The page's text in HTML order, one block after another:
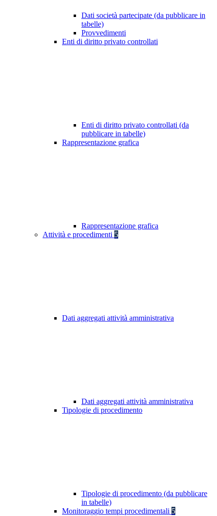
Dati società partecipate (da pubblicare in
tabelle)
Provvedimenti
Enti di diritto privato controllati
Enti di diritto privato controllati (da
pubblicare in tabelle)
Rappresentazione grafica
Rappresentazione grafica
Attività e procedimenti 5
Dati aggregati attività amministrativa
Dati aggregati attività amministrativa
Tipologie di procedimento
Tipologie di procedimento (da pubblicare
in tabelle)
Monitoraggio tempi procedimentali 5